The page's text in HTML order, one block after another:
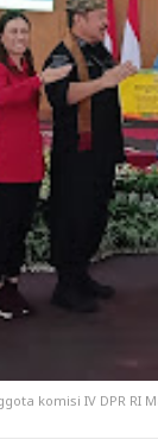
komisi IV DPR RI